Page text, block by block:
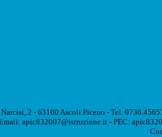
2 - 63100 Ascoli Piceno - Tel.
apic832007@istruzione.it - PEC: